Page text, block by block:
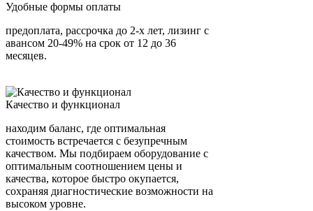
Удобные формы оплаты
предоплата, рассрочка до 2-х лет, лизинг с
авансом 20-49% на срок от 12 до 36
месяцев.
Качество и функционал
находим баланс, где оптимальная
стоимость встречается с безупречным
качеством. Мы подбираем оборудование с
оптимальным соотношением цены и
качества, которое быстро окупается,
сохраняя диагностические возможности на
высоком уровне.